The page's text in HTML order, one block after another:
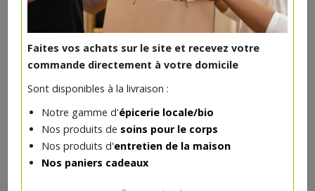
Faites vos achats sur le site et recevez votre
commande directement à votre domicile
Sont disponibles à la livraison :
Notre gamme d'épicerie locale/bio
Nos produits de soins pour le corps
Nos produits d'entretien de la maison
Nos paniers cadeaux
Vernis à ongles Pamplemousse rose 7ml Avril
AVRIL